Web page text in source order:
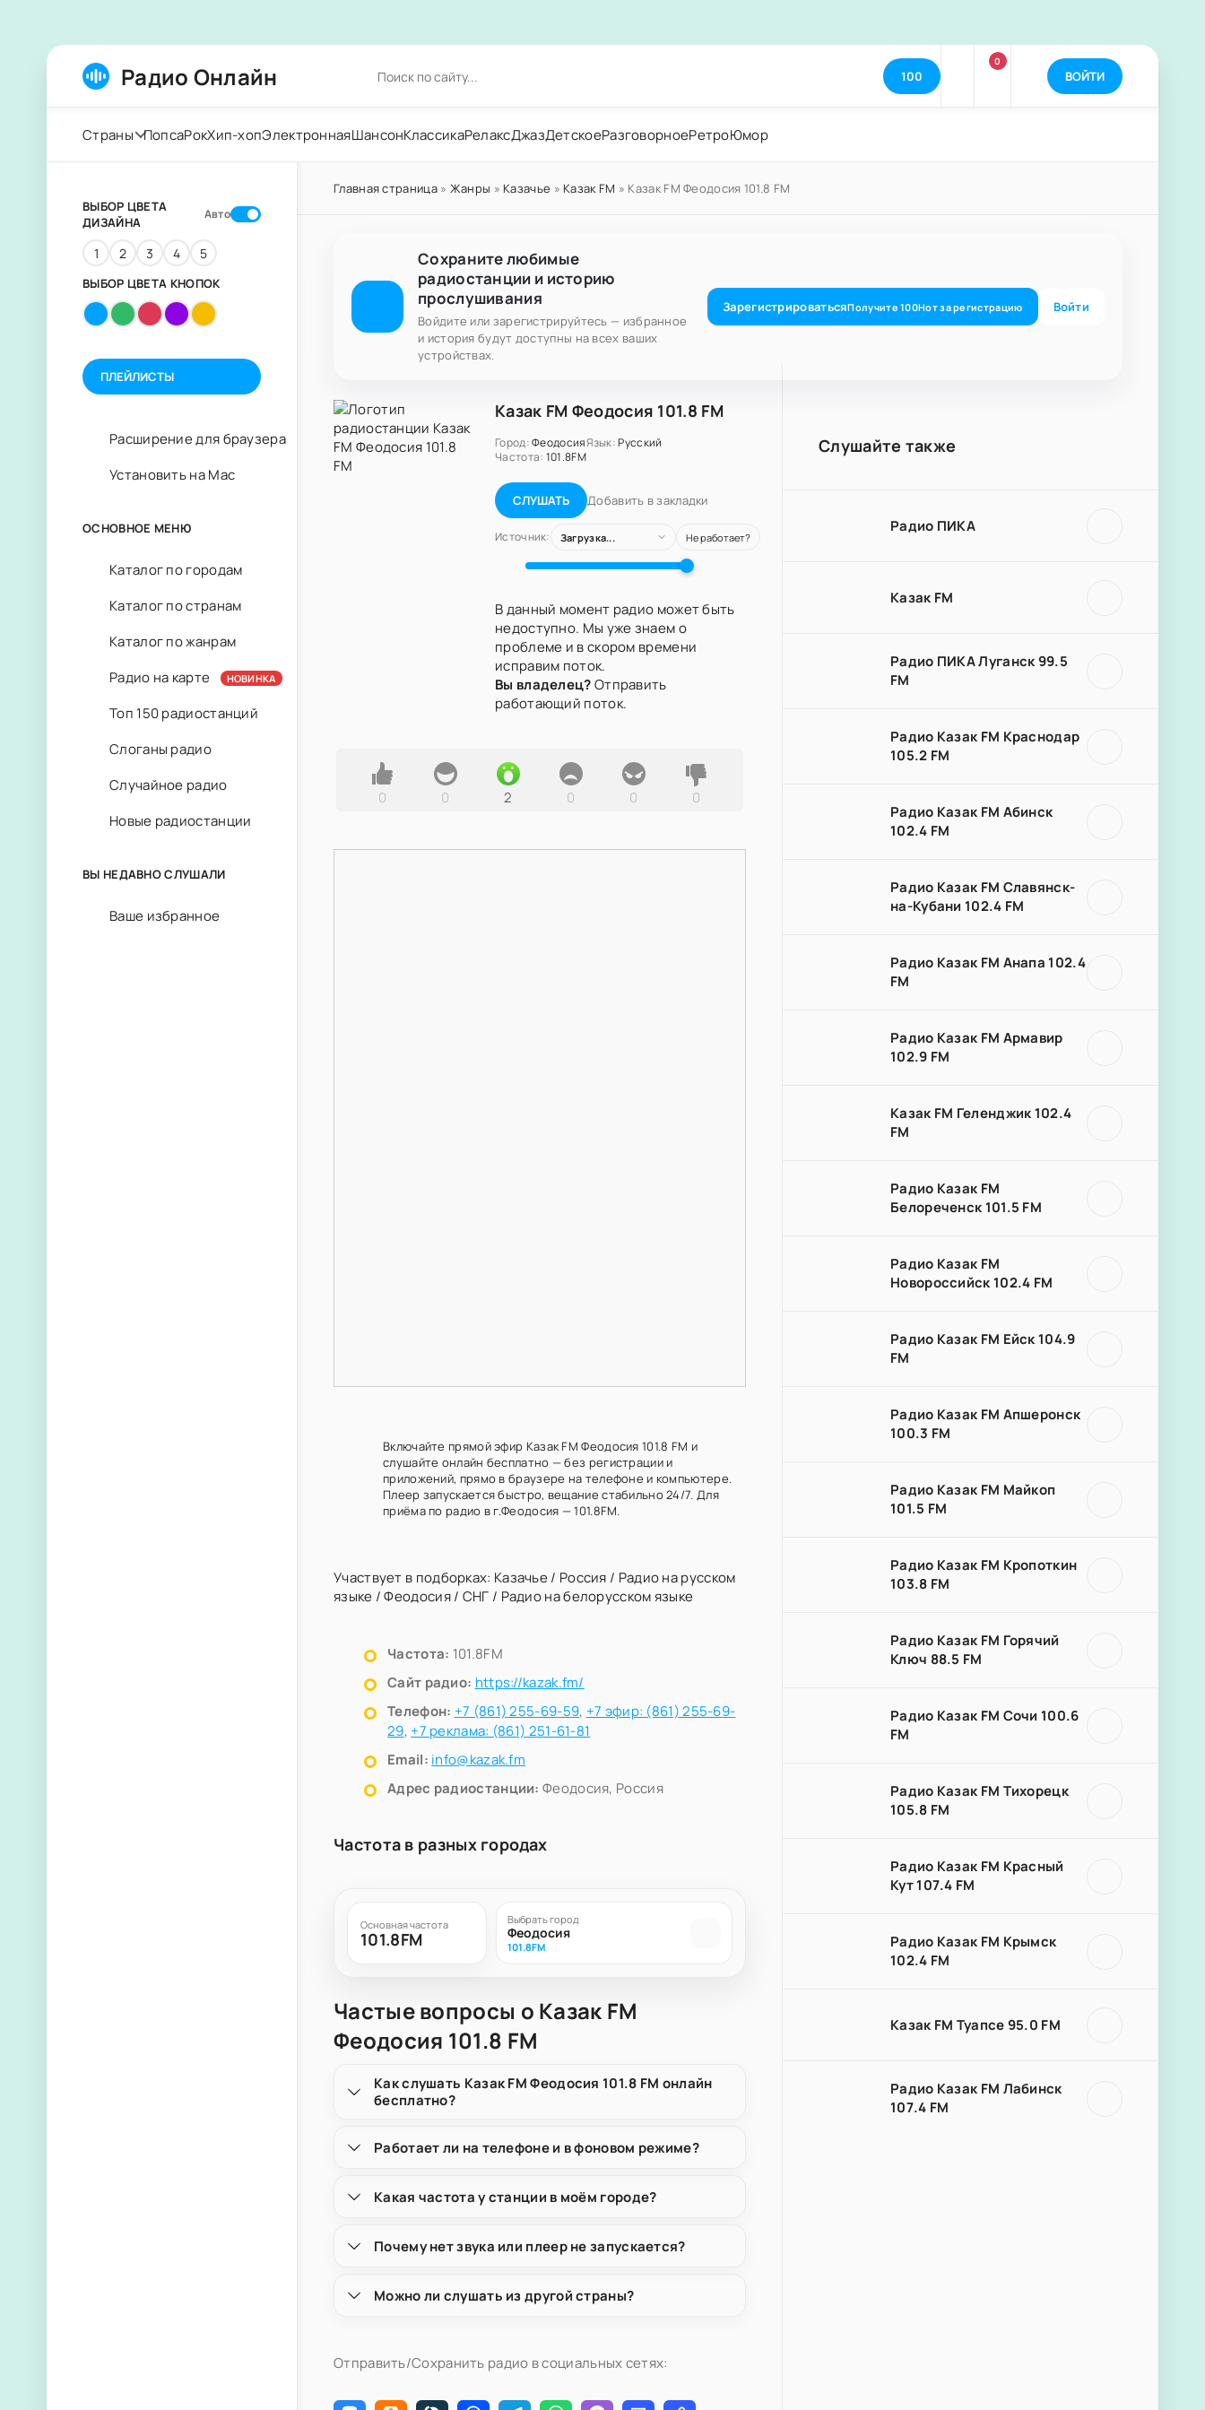
Радио Онлайн 100
0
ВОЙТИ
Страны ПопсаРокХип-хопЭлектроннаяШансонКлассикаРелаксДжазДетскоеРазговорноеРетроЮмор
Главная страница» Жанры » Казачье » Казак FM » Казак FM Феодосия 101.8 FM
Сохраните любимые
радиостанции и историю
прослушивания
Войдите или зарегистрируйтесь — избранное
и история будут доступны на всех ваших
устройствах.
ЗарегистрироватьсяПолучите100Нотза регистрацию Войти
Казак FM Феодосия 101.8 FM
Город:ФеодосияЯзык:Русский
Частота: 101.8FM
СЛУШАТЬ Добавить в закладки
Источник: Загрузка... Не работает?
В данный момент радио может быть
недоступно. Мы уже знаем о
проблеме и в скором времени
исправим поток.
Вы владелец?Отправить
работающий поток.
0 0 2 0 0 0
Включайте прямой эфир Казак FM Феодосия 101.8 FM и
слушайте онлайн бесплатно — без регистрации и
приложений, прямо в браузере на телефоне и компьютере.
Плеер запускается быстро, вещание стабильно 24/7. Для
приёма по радио в г.Феодосия — 101.8FM.
Участвует в подборках: Казачье/ Россия / Радио на русском
языке /Феодосия/ СНГ / Радио на белорусском языке
Частота: 101.8FM
Сайт радио: https://kazak.fm/
Телефон: +7 (861) 255-69-59, +7 эфир: (861) 255-69-
29, +7 реклама: (861) 251-61-81
Email: info@kazak.fm
Адрес радиостанции: Феодосия, Россия
Частота в разных городах
Основная частота
101.8FM
Выбрать город
Феодосия
101.8FM
Частые вопросы о Казак FM
Феодосия 101.8 FM
Как слушать Казак FM Феодосия 101.8 FM онлайн
бесплатно?
Работает ли на телефоне и в фоновом режиме?
Какая частота у станции в моём городе?
Почему нет звука или плеер не запускается?
Можно ли слушать из другой страны?
Отправить/Сохранить радио в социальных сетях:
Слушайте также
Радио ПИКА
Казак FM
Радио ПИКА Луганск 99.5
FM
Радио Казак FM Краснодар
105.2 FM
Радио Казак FM Абинск
102.4 FM
Радио Казак FM Славянск-
на-Кубани 102.4 FM
Радио Казак FM Анапа 102.4
FM
Радио Казак FM Армавир
102.9 FM
Казак FM Геленджик 102.4
FM
Радио Казак FM
Белореченск 101.5 FM
Радио Казак FM
Новороссийск 102.4 FM
Радио Казак FM Ейск 104.9
FM
Радио Казак FM Апшеронск
100.3 FM
Радио Казак FM Майкоп
101.5 FM
Радио Казак FM Кропоткин
103.8 FM
Радио Казак FM Горячий
Ключ 88.5 FM
Радио Казак FM Сочи 100.6
FM
Радио Казак FM Тихорецк
105.8 FM
Радио Казак FM Красный
Кут 107.4 FM
Радио Казак FM Крымск
102.4 FM
Казак FM Туапсе 95.0 FM
Радио Казак FM Лабинск
107.4 FM
ВЫБОР ЦВЕТА
ДИЗАЙНА
Авто
1 2 3 4 5
ВЫБОР ЦВЕТА КНОПОК
ПЛЕЙЛИСТЫ
Расширение для браузера
Установить на Mac
ОСНОВНОЕ МЕНЮ
Каталог по городам
Каталог по странам
Каталог по жанрам
Радио на карте
НОВИНКА
Топ 150 радиостанций
Слоганы радио
Случайное радио
Новые радиостанции
ВЫ НЕДАВНО СЛУШАЛИ
Ваше избранное